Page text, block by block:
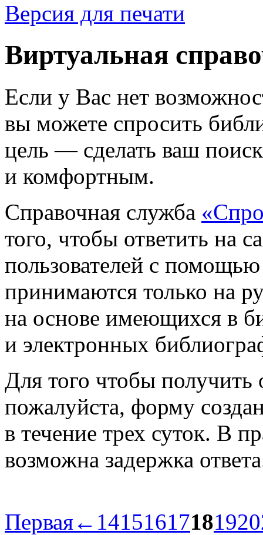
Версия для печати
Виртуальная
Если у Вас нет
вы можете спросить
цель — сделать ваш
и комфортным.
Cправочная служба
того, чтобы ответить на
пользователей с
принимаются только на
на основе имеющихся в
и электронных
Для того чтобы получить
пожалуйста, форму
в течение трех суток. В
возможна задержка
Первая← 14151617181920